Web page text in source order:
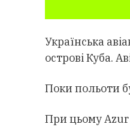
Українська
острові Куба.
Поки польоти
При цьому Azur